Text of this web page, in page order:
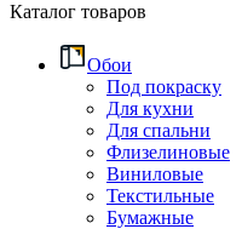
Каталог товаров
Обои
Под покраску
Для кухни
Для спальни
Флизелиновые
Виниловые
Текстильные
Бумажные